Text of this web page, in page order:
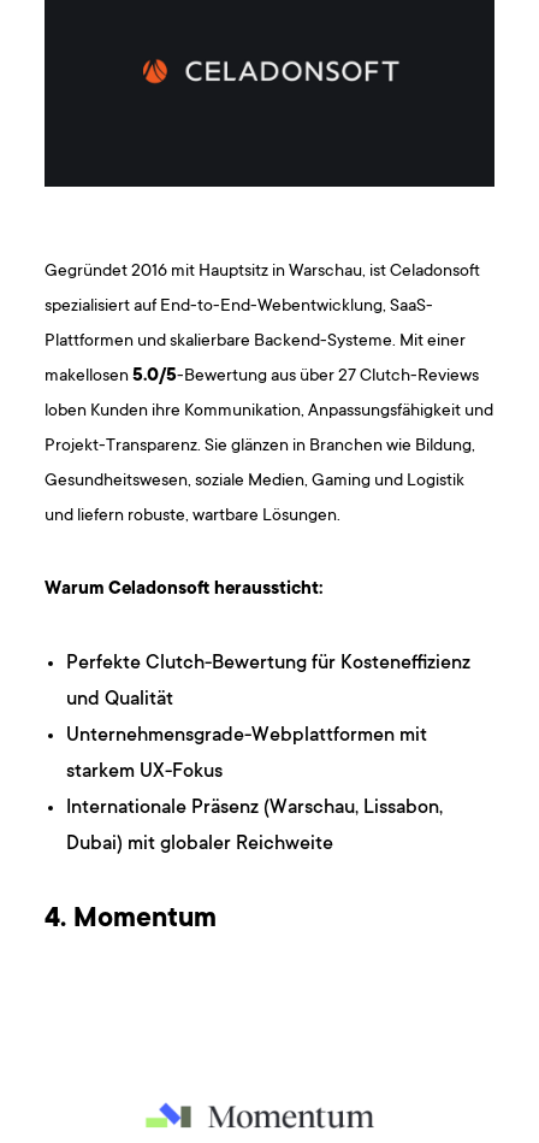
Gegründet 2016 mit Hauptsitz in Warschau, ist Celadonsoft
spezialisiert auf End-to-End-Webentwicklung, SaaS-
Plattformen und skalierbare Backend-Systeme. Mit einer
makellosen5.0/5-Bewertung aus über 27 Clutch-Reviews
loben Kunden ihre Kommunikation, Anpassungsfähigkeit und
Projekt-Transparenz. Sie glänzen in Branchen wie Bildung,
Gesundheitswesen, soziale Medien, Gaming und Logistik
und liefern robuste, wartbare Lösungen.
Warum Celadonsoft heraussticht:
Perfekte Clutch-Bewertung für Kosteneffizienz
und Qualität
Unternehmensgrade-Webplattformen mit
starkem UX-Fokus
Internationale Präsenz (Warschau, Lissabon,
Dubai) mit globaler Reichweite
4. Momentum